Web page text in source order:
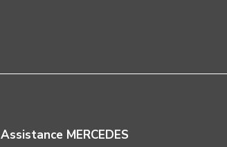
Assistance MERCEDES